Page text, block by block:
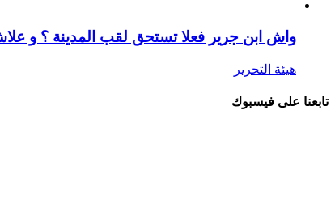
واش ابن جرير فعلا تستحق لقب المدينة ؟ و
هيئة التحرير
تابعنا على فيسبوك